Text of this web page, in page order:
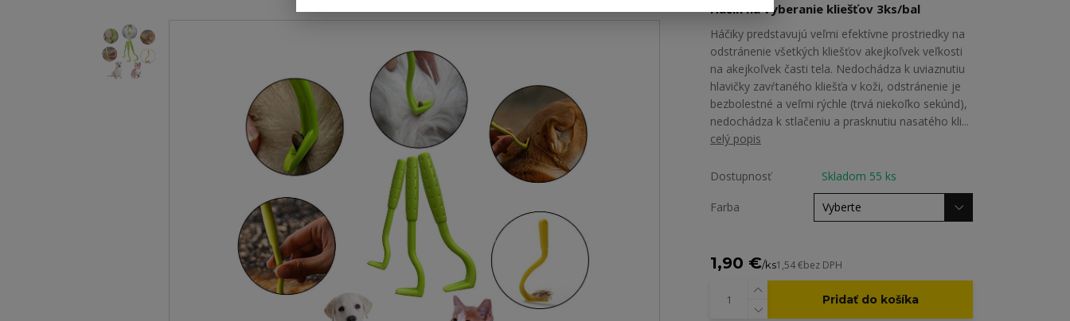
Háčik na vyberanie kliešťov 3ks/bal
Háčiky predstavujú veľmi efektívne prostriedky na
odstránenie všetkých kliešťov akejkoľvek veľkosti
na akejkoľvek časti tela. Nedochádza k uviaznutiu
hlavičky zavŕtaného kliešťa v koži, odstránenie je
bezbolestné a veľmi rýchle (trvá niekoľko sekúnd),
nedochádza k stlačeniu a prasknutiu nasatého kli...
celý popis
Dostupnosť Skladom 55 ks
Farba
1,90 €/ks1,54 €bez DPH
Pridať do košíka